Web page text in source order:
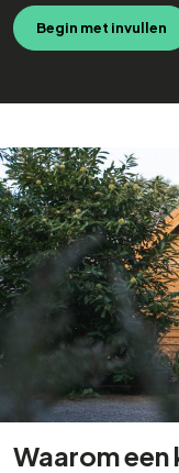
Begin met invullen
Waarom een